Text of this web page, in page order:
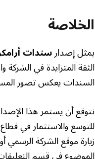
الخلاصة
يمثل إصدارسندات
الثقة المتزايدة في
السندات يعكس تصور
نتوقع أن يستمر هذا
للتوسع والاستثمار في
زيارة موقع الشركة الرسمي